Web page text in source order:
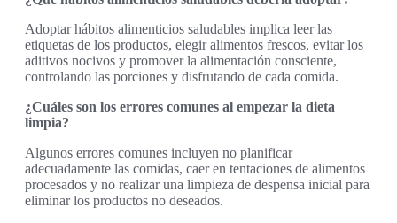
Adoptar hábitos alimenticios saludables implica leer las
etiquetas de los productos, elegir alimentos frescos, evitar los
aditivos nocivos y promover la alimentación consciente,
controlando las porciones y disfrutando de cada comida.
¿Cuáles son los errores comunes al empezar la dieta
limpia?
Algunos errores comunes incluyen no planificar
adecuadamente las comidas, caer en tentaciones de alimentos
procesados y no realizar una limpieza de despensa inicial para
eliminar los productos no deseados.